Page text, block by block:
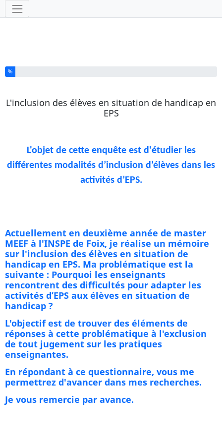
Outils
Vous avez complété % de ce questionnaire.
%
L'inclusion des élèves en situation de handicap en
EPS
L'objet de cette enquête est d'étudier les
différentes modalités d’inclusion d’élèves dans les
activités d’EPS.
Actuellement en deuxième année de master
MEEF à l'INSPE de Foix, je réalise un mémoire
sur l'inclusion des élèves en situation de
handicap en EPS. Ma problématique est la
suivante : Pourquoi les enseignants
rencontrent des difficultés pour adapter les
activités d’EPS aux élèves en situation de
handicap ?
L'objectif est de trouver des éléments de
réponses à cette problématique à l'exclusion
de tout jugement sur les pratiques
enseignantes.
En répondant à ce questionnaire, vous me
permettrez d'avancer dans mes recherches.
Je vous remercie par avance.